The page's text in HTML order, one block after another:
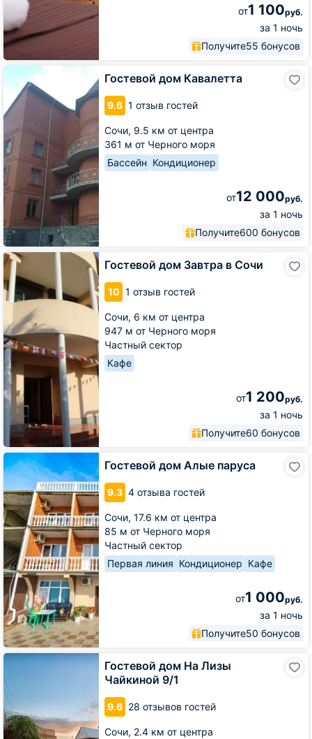
от1 100руб.
за 1 ночь
Получите55 бонусов
Гостевой дом Кавалетта
9.6 1 отзыв гостей
Сочи, 9.5 км от центра
361 м от Черного моря
Бассейн Кондиционер
от12 000руб.
за 1 ночь
Получите600 бонусов
Гостевой
Кавалетта
Гостевой дом Завтра в Сочи
10 1 отзыв гостей
Сочи, 6 км от центра
947 м от Черного моря
Частный сектор
Кафе
от1 200руб.
за 1 ночь
Получите60 бонусов
Гостевой
дом
Завтра
в
Гостевой дом Алые паруса
9.3 4 отзыва гостей
Сочи, 17.6 км от центра
85 м от Черного моря
Частный сектор
Первая линия Кондиционер Кафе
от1 000руб.
за 1 ночь
Получите50 бонусов
Гостевой
дом
паруса
Гостевой дом На Лизы
Чайкиной 9/1
9.6 28 отзывов гостей
Сочи, 2.4 км от центра
Гостевой
На
Чайкиной
9/1